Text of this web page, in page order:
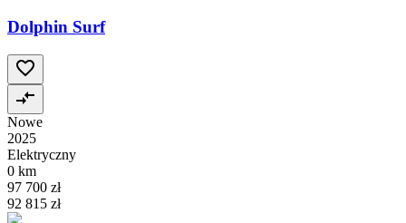
Dolphin Surf
Nowe
2025
Elektryczny
0 km
97 700 zł
92 815 zł